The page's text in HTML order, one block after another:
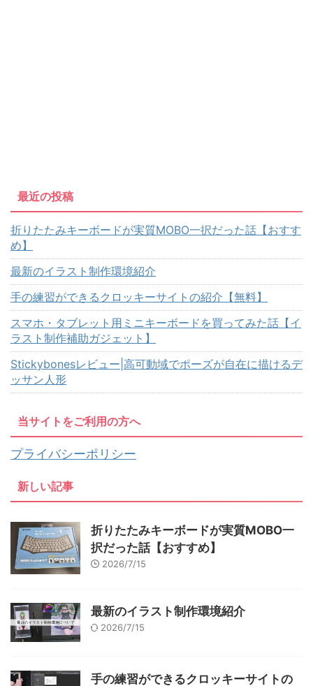
最近の投稿
折りたたみキーボードが実質MOBO一択だった話【おすす
め】
最新のイラスト制作環境紹介
手の練習ができるクロッキーサイトの紹介【無料】
スマホ・タブレット用ミニキーボードを買ってみた話【イ
ラスト制作補助ガジェット】
Stickybonesレビュー|高可動域でポーズが自在に描けるデ
ッサン人形
当サイトをご利用の方へ
プライバシーポリシー
新しい記事
折りたたみキーボードが実質MOBO一
択だった話【おすすめ】
2026/7/15
最新のイラスト制作環境紹介
2026/7/15
手の練習ができるクロッキーサイトの